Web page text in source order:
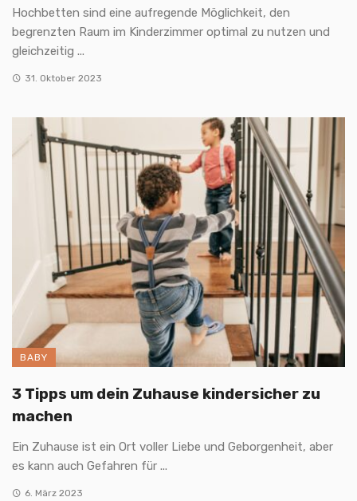
Hochbetten sind eine aufregende Möglichkeit, den
begrenzten Raum im Kinderzimmer optimal zu nutzen und
gleichzeitig ...
31. Oktober 2023
BABY
3 Tipps um dein Zuhause kindersicher zu
machen
Ein Zuhause ist ein Ort voller Liebe und Geborgenheit, aber
es kann auch Gefahren für ...
6. März 2023